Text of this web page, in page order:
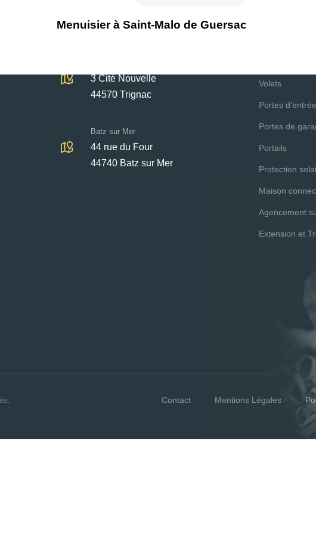
t
i
e
s
a
n
Menuisier à Saint-Malo de Guersac
NOS ADRESSES
3 Cité Nouvelle
44570 Trignac
Batz sur Mer
44 rue du Four
44740 Batz sur Mer
Volets
Portes d’entrée
Portes de
Portails
Protection
Maison
Agencement
Extension et
Contact Mentions Légales